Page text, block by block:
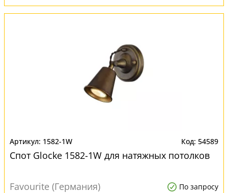
1582-1W 54589
Спот Glocke 1582-1W для натяжных потолков
Favourite (Германия) По запросу